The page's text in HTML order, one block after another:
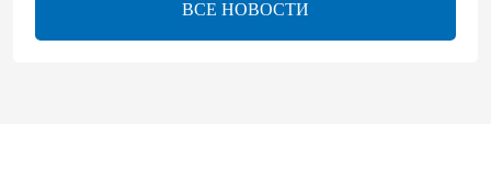
ЕАЭС расширяет финансовый рынок и вводит
ВСЕ НОВОСТИ